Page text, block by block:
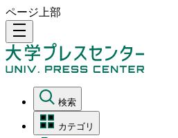
ページ上部
density_medium
検索
カテゴリ